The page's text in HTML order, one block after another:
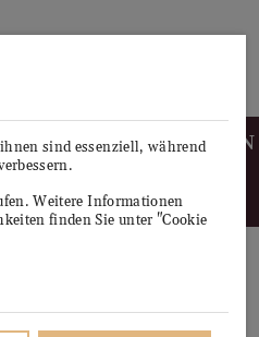
VERKOSTUNGEN
sind essenziell, während
Weitere Informationen
finden Sie unter "Cookie